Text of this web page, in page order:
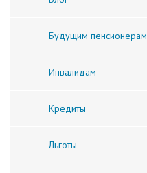
Будущим пенсионерам
Инвалидам
Кредиты
Льготы